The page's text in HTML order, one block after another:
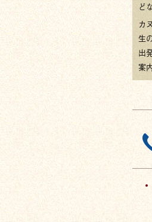
ど
カ
生
出
案